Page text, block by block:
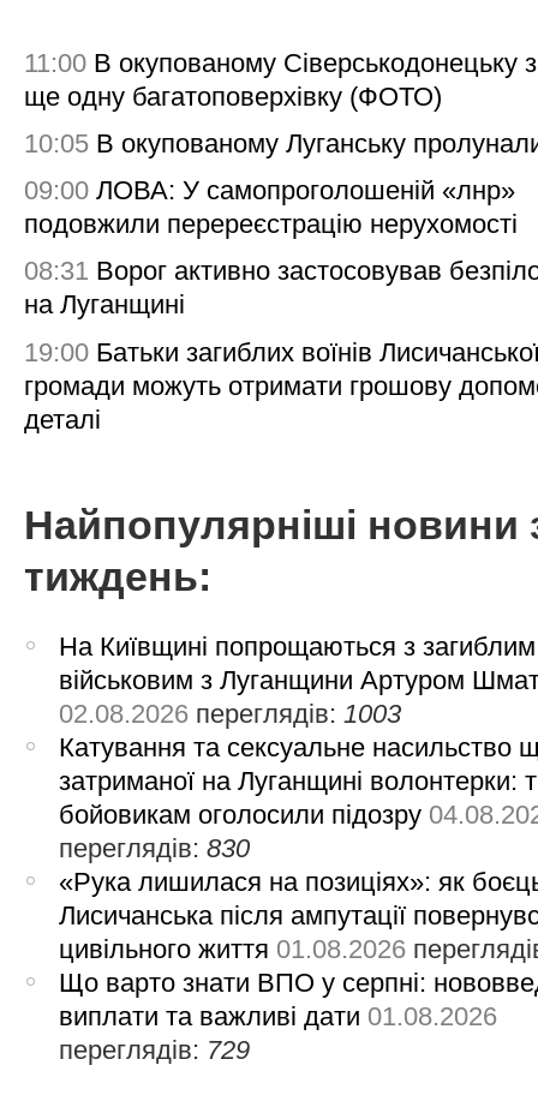
11:00 В окупованому Сіверськодонецьку
ще одну багатоповерхівку (ФОТО)
10:05 В окупованому Луганську
09:00 ЛОВА: У самопроголошеній «лнр»
подовжили перереєстрацію нерухомості
08:31 Ворог активно застосовував
на Луганщині
19:00 Батьки загиблих воїнів
громади можуть отримати грошову
деталі
Найпопулярніші новини
тиждень:
На Київщині попрощаються з загиблим
військовим з Луганщини Артуром
02.08.2026 переглядів: 1003
Катування та сексуальне насильство
затриманої на Луганщині волонтерки:
бойовикам оголосили підозру
переглядів:830
«Рука лишилася на позиціях»: як
Лисичанська після ампутації
цивільного життя 01.08.2026
Що варто знати ВПО у серпні:
виплати та важливі дати 01.08.2026
переглядів: 729